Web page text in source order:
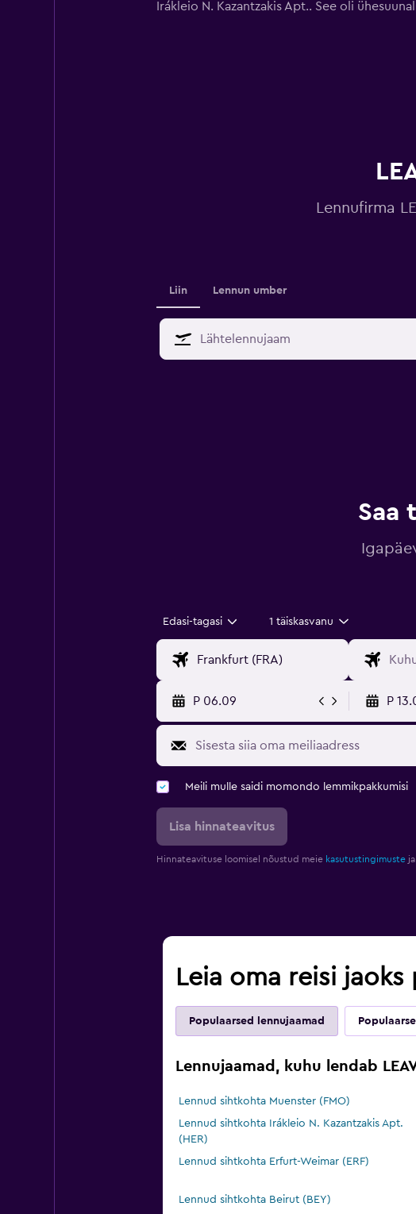
Irákleio N. Kazantzakis Apt.. See oli
Lennufirma
Liin Lennun umber
Saa
Edasi-tagasi 1 täiskasvanu
P 06.09 P
Meili mulle saidi momondo lemmikpakkumisi
Lisa hinnateavitus
Hinnateavituse loomisel nõustud meie kasutustingimusteja
Leia oma reisi
Populaarsed lennujaamad
Lennujaamad, kuhu lendab
Lennud sihtkohta Muenster (FMO)
Lennud sihtkohta Irákleio N. Kazantzakis Apt.
(HER)
Lennud sihtkohta Erfurt-Weimar (ERF)
Lennud sihtkohta Beirut (BEY)